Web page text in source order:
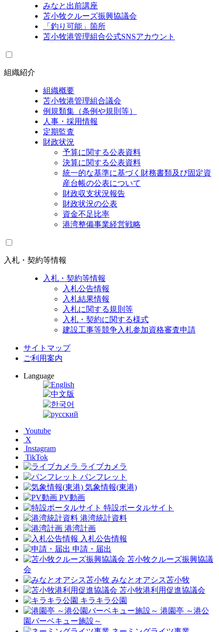
みなと出前講座
苫小牧クルーズ振興協議会
「釣り可能」箇所
苫小牧港管理組合公式SNSアカウント
組織紹介
組織概要
苫小牧港管理組合議会
例規類集（条例や規則等）
人事・採用情報
定期監査
財政状況
予算に関する公表資料
決算に関する公表資料
統一的な基準に基づく財務書類及び固定資
産台帳の公表について
財政収支状況報告
財政状況の公表
資金不足比率
港湾整備事業経営戦略
入札・契約等情報
入札・契約等情報
入札公告情報
入札結果情報
入札に関する規則等
入札・契約に関する様式
建設工事等競争入札参加資格審査申請
サイトマップ
ご利用案内
Language
Youtube
X
Instagram
TikTok
ライブカメラ
パンフレット
気象情報(東港)
PV動画
特設ポータルサイト
港湾統計資料
港湾計画
入札公告情報
申請・届出
苫小牧クルーズ振興協議
会
みなとオアシス苫小牧
苫小牧港利用促進協議会
キラキラ公園
港園亭 ～港公
園バーベキュー施設～